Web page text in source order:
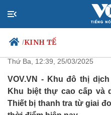
/KINH TẾ
Chính trị
Đảng
Thanh tra 2 dự
dưỡng ở Bình
Thứ Ba, 12:39, 25/03/2025
VOV.VN - Khu đô thị
Khu biệt thự cao cấp và
Thiết bị thanh tra từ giai